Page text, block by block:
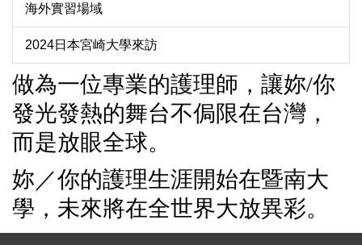
海外實習場域
2024日本宮崎大學來訪
做為一位專業的護理師，讓妳/你
發光發熱的舞台不侷限在台灣，
而是放眼全球。
妳／你的護理生涯開始在暨南大
學，未來將在全世界大放異彩。